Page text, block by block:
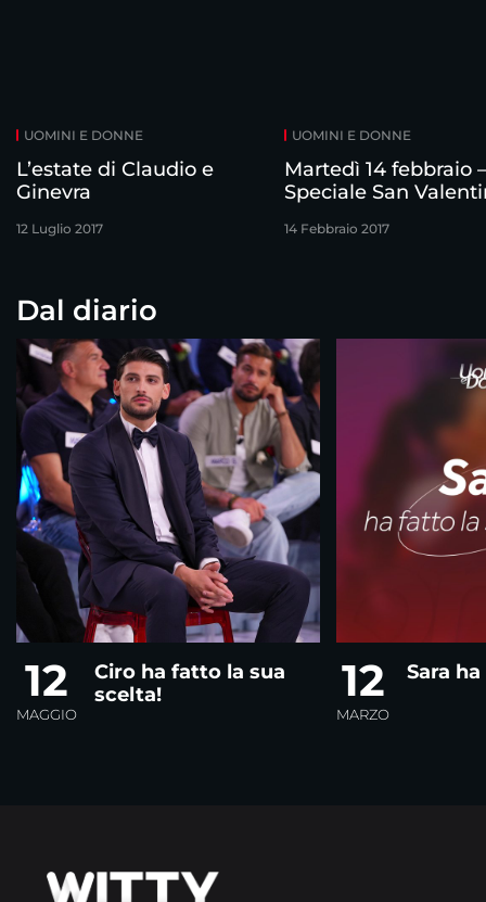
UOMINI E DONNE
L’estate di Claudio e
Ginevra
12 Luglio 2017
UOMINI E DONNE
Martedì 14 febbraio –
Speciale San
14 Febbraio 2017
Dal diario
12
MAGGIO
Ciro ha fatto la sua
scelta!
12
MARZO
Sara